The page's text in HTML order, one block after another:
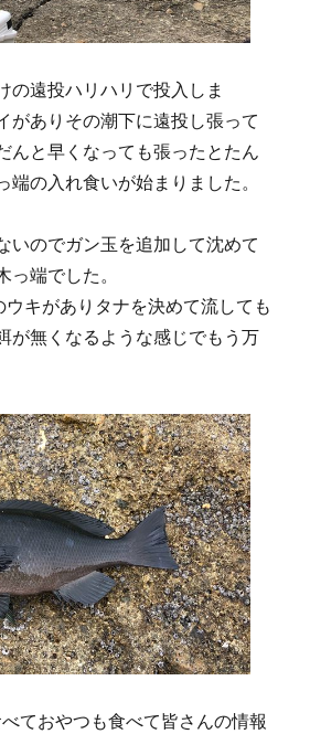
の遠投ハリハリで投入しま
がありその潮下に遠投し張って
んと早くなっても張ったとたん
端の入れ食いが始まりました。
いのでガン玉を追加して沈めて
っ端でした。
キがありタナを決めて流しても
が無くなるような感じでもう万
ておやつも食べて皆さんの情報